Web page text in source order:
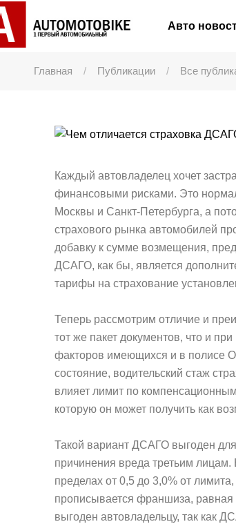
Авто
Главная Публикации Все
Каждый автовладелец хочет
финансовыми рисками. Это
Москвы и Санкт-Петербурга, а
страхового рынка автомобилей
добавку к сумме возмещения,
ДСАГО, как бы, является
тарифы на страхование
Теперь рассмотрим отличие и
тот же пакет документов, что и
факторов имеющихся и в полисе
состояние, водительский стаж
влияет лимит по
которую он может получить как
Такой вариант ДСАГО выгоден для
причинения вреда третьим
пределах от 0,5 до 3,0% от
прописывается франшиза,
выгоден автовладельцу, так